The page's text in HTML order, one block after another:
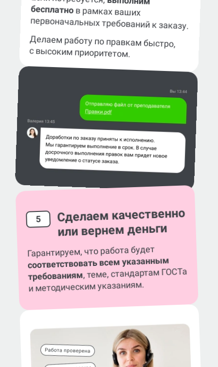
бесплатнов рамках ваших
первоначальных требований к заказу.
Делаем работу по правкам быстро,
с высоким приоритетом.
5 Сделаем качественно
или вернем деньги
Гарантируем, что работа будет
соответствовать всем указанным
требованиям, теме, стандартам ГОСТа
и методическим указаниям.